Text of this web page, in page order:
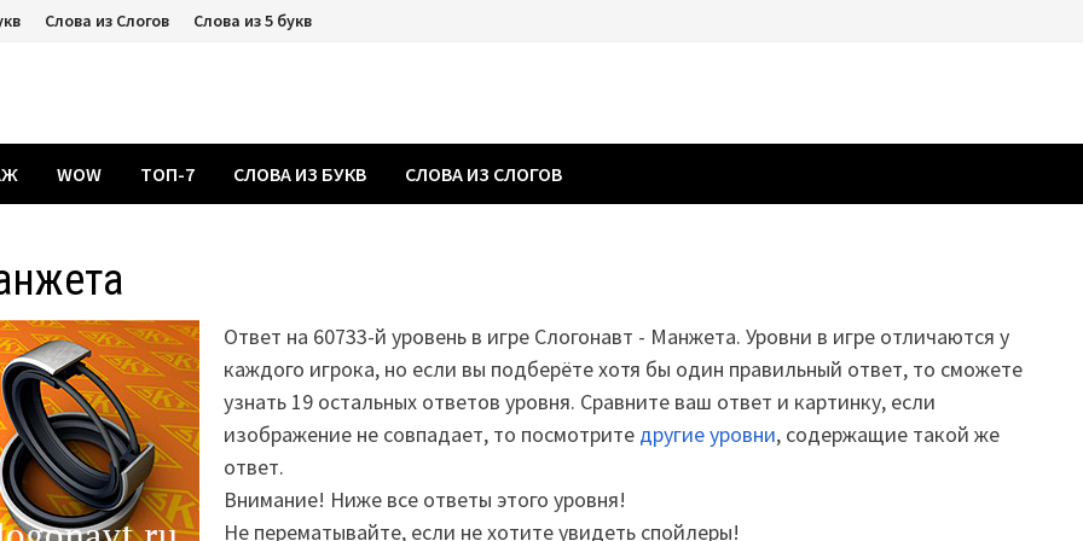
Слова из Слогов Слова из 5 букв
WOW ТОП-7 СЛОВА ИЗ БУКВ СЛОВА ИЗ СЛОГОВ
Ответ на 60733-й уровень в игре Слогонавт - Манжета. Уровни в игре отличаются у
каждого игрока, но если вы подберёте хотя бы один правильный ответ, то сможете
узнать 19 остальных ответов уровня. Сравните ваш ответ и картинку, если
изображение не совпадает, то посмотрите другие уровни, содержащие такой же
ответ.
Внимание! Ниже все ответы этого уровня!
Не перематывайте, если не хотите увидеть спойлеры!